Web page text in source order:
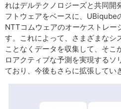
れはデルテクノロジーズと共同開
フトウェアをベースに、UBiqube
NTTコムウェアのオーケストレー
す。これによって、さまざまなシ
ことなくデータを収集して、そこ
ロアクティブな予測を実現するソ
ており、今後もさらに拡張してい